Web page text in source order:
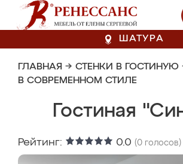
ШАТУРА
ГЛАВНАЯ → СТЕНКИ В ГОСТИНУЮ
В СОВРЕМЕННОМ СТИЛЕ
Гостиная
Рейтинг: 0.0 (0 голосов)